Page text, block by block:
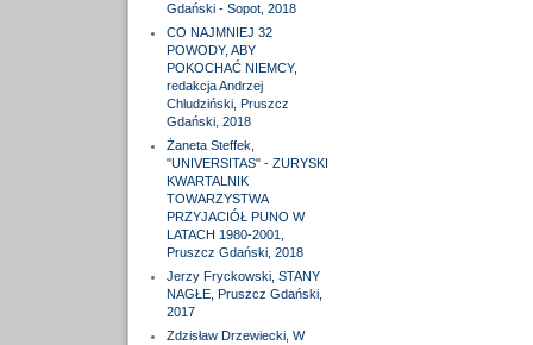
Gdański - Sopot, 2018
CO NAJMNIEJ 32
POWODY, ABY
POKOCHAĆ NIEMCY,
redakcja Andrzej
Chludziński, Pruszcz
Gdański, 2018
Żaneta Steffek,
"UNIVERSITAS" - ZURYSKI
KWARTALNIK
TOWARZYSTWA
PRZYJACIÓŁ PUNO W
LATACH 1980-2001,
Pruszcz Gdański, 2018
Jerzy Fryckowski, STANY
NAGŁE, Pruszcz Gdański,
2017
Zdzisław Drzewiecki, W